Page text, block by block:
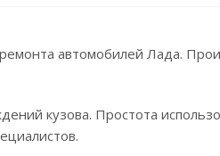
автомобилей Лада.
кузова. Простота